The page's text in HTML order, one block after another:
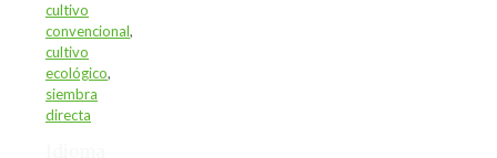
cultivo
convencional,
cultivo
ecológico,
siembra
directa